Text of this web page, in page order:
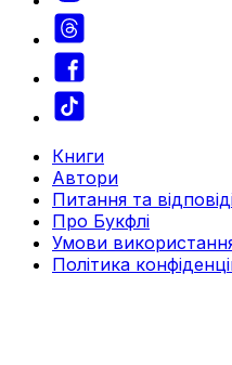
Книги
Автори
Питання та
Про Букфлі
Умови
Політика